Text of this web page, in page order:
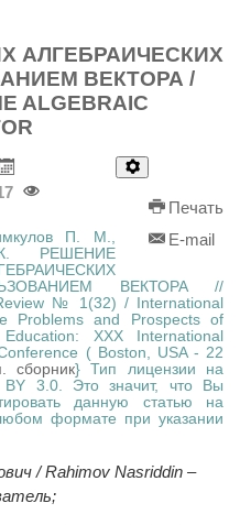
АЛГЕБРАИЧЕСКИХ
ВЕКТОРА /
ALGEBRAIC
Печать
E-mail
П. М.,
РЕШЕНИЕ
ВЕКТОРА //
№ 1(32) / International
Problems and Prospects of
XXX International
( Boston, USA - 22
сборник} Тип лицензии на
3.0. Это значит, что Вы
данную статью на
формате при указании
/ Rahimov Nasriddin –